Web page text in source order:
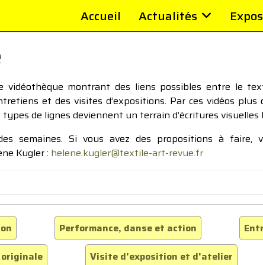
Accueil Actualités
vidéothèque montrant des liens possibles entre le
et des visites d’expositions. Par ces vidéos
de lignes deviennent un terrain d’écritures
semaines. Si vous avez des propositions à faire,
Kugler : helene.kugler@textile-art-revue.fr
Performance, danse et action
originale
Visite d'exposition et d'atelier